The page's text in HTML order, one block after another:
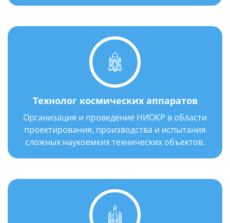
Год выпуска: 1958 г.
Технолог космических аппаратов
Организация и проведение НИОКР в области
проектирования, производства и испытания
сложных наукоемких технических объектов.